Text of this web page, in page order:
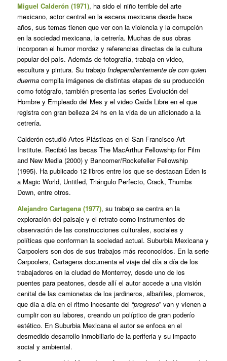
Miguel Calderón (1971), ha sido el niño terrible del arte
mexicano, actor central en la escena mexicana desde hace
años, sus temas tienen que ver con la violencia y la corrupción
en la sociedad mexicana, la cetrería. Muchas de sus obras
incorporan el humor mordaz y referencias directas de la cultura
popular del país. Además de fotografía, trabaja en video,
escultura y pintura. Su trabajo Independientemente de con quien
duerma compila imágenes de distintas etapas de su producción
como fotógrafo, también presenta las series Evolución del
Hombre y Empleado del Mes y el video Caída Libre en el que
registra con gran belleza 24 hs en la vida de un aficionado a la
cetrería.
Calderón estudió Artes Plásticas en el San Francisco Art
Institute. Recibió las becas The MacArthur Fellowship for Film
and New Media (2000) y Bancomer/Rockefeller Fellowship
(1995). Ha publicado 12 libros entre los que se destacan Eden is
a Magic World, Untitled, Triángulo Perfecto, Crack, Thumbs
Down, entre otros.
Alejandro Cartagena (1977), su trabajo se centra en la
exploración del paisaje y el retrato como instrumentos de
observación de las construcciones culturales, sociales y
políticas que conforman la sociedad actual. Suburbia Mexicana y
Carpoolers son dos de sus trabajos más reconocidos. En la serie
Carpoolers, Cartagena documenta el viaje del día a día de los
trabajadores en la ciudad de Monterrey, desde uno de los
puentes para peatones, desde allí el autor accede a una visión
cenital de las camionetas de los jardineros, albañiles, plomeros,
que día a día en el ritmo incesante del “progreso” van y vienen a
cumplir con su labores, creando un políptico de gran poderío
estético. En Suburbia Mexicana el autor se enfoca en el
desmedido desarrollo inmobiliario de la periferia y su impacto
social y ambiental.